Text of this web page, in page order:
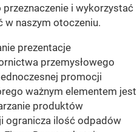
przeznaczenie i wykorzystać
w naszym otoczeniu.
prezentacje
przemysłowego
promocji
ważnym elementem jest
produktów
ogranicza ilość odpadów